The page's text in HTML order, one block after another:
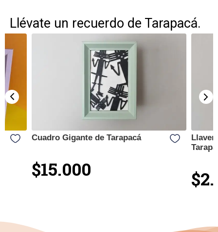
Llévate un recuerdo de Tarapacá.
Cuadro Gigante de Tarapacá
$15.000